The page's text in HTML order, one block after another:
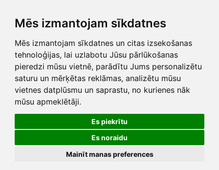
Mēs izmantojam sīkdatnes
Mēs izmantojam sīkdatnes un citas izsekošanas
tehnoloģijas, lai uzlabotu Jūsu pārlūkošanas
pieredzi mūsu vietnē, parādītu Jums personalizētu
saturu un mērķētas reklāmas, analizētu mūsu
vietnes datplūsmu un saprastu, no kurienes nāk
mūsu apmeklētāji.
Es piekrītu
Es noraidu
Mainīt manas preferences